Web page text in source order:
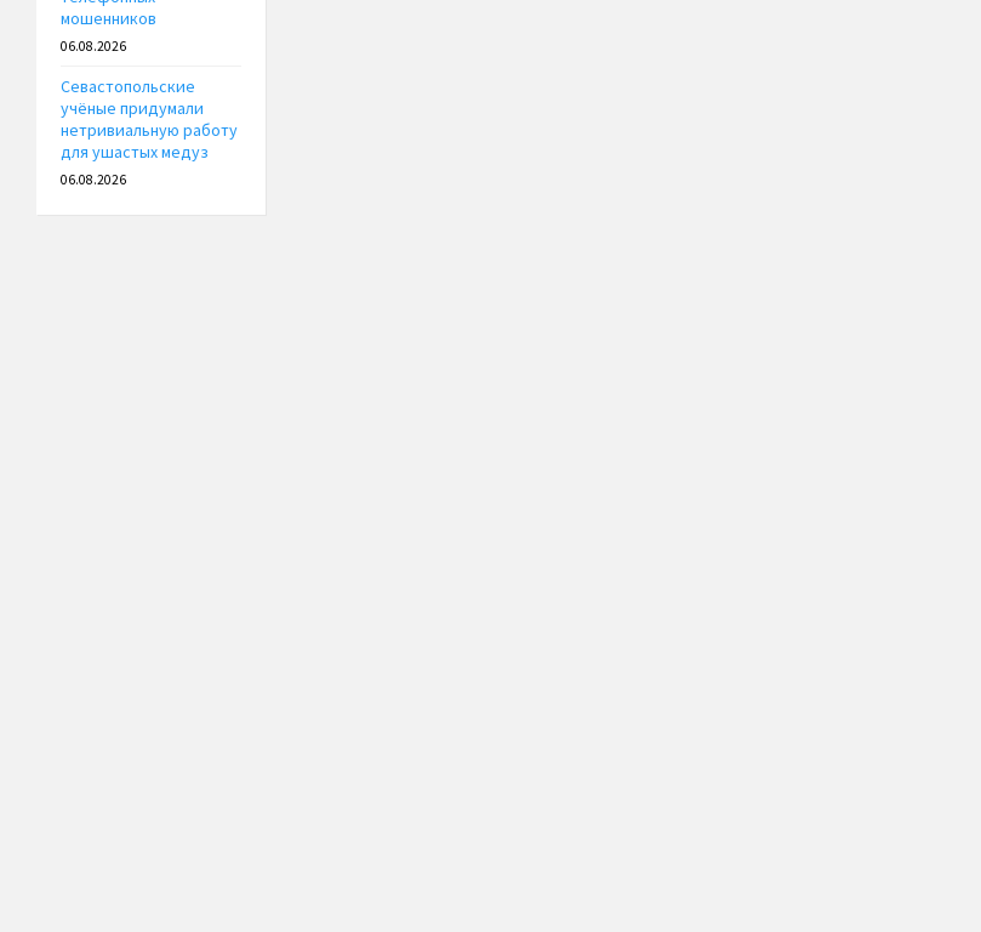
мошенников
06.08.2026
Севастопольские
учёные придумали
нетривиальную работу
для ушастых медуз
06.08.2026